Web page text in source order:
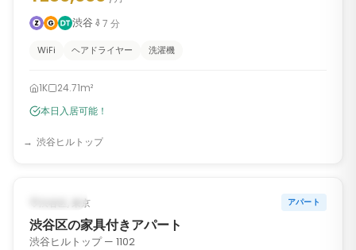
渋谷
7 分
WiFi ヘアドライヤー 洗濯機
1K
24.71m²
本日入居可能！
渋谷ヒルトップ
入居可能
渋谷区, 東京 アパート
渋谷区の家具付きアパート
渋谷ヒルトップ — 1102